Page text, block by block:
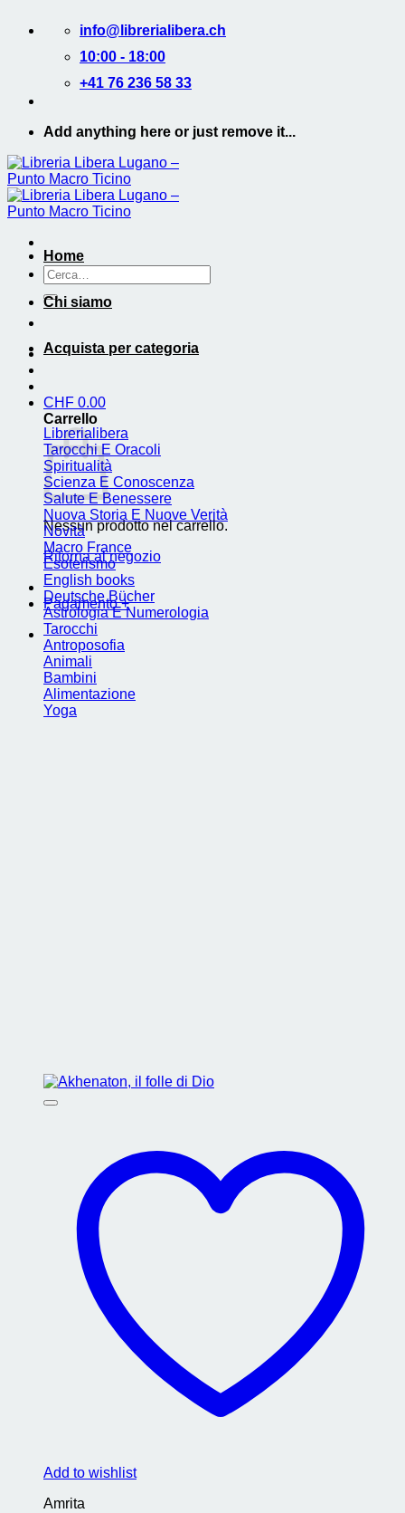
contenuti
info@librerialibera.ch
10:00 - 18:00
+41 76 236 58 33
Add anything here or just remove it...
Cerca:
CHF 0.00
Carrello
Nessun prodotto nel carrello.
Ritorna al negozio
Pagamento +
Home
Chi siamo
Acquista per categoria
Librerialibera
Tarocchi E Oracoli
Spiritualità
Scienza E Conoscenza
Salute E Benessere
Nuova Storia E Nuove Verità
Novità
Macro France
Esoterismo
English books
Deutsche Bücher
Astrologia E Numerologia
Tarocchi
Antroposofia
Animali
Bambini
Alimentazione
Yoga
Add to wishlist
Amrita